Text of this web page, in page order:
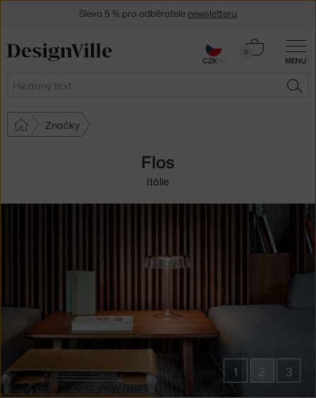
MENU
Hledat
0
Košík
Značky
Flos
Itálie
1 2 3
Sleva 5 % pro odběratele newsletteru
CZK